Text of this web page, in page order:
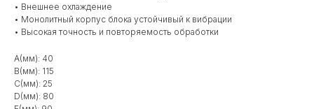
• Внешнее охлаждение
• Монолитный корпус блока устойчивый к вибрации
• Высокая точность и повторяемость обработки
A(мм): 40
B(мм): 115
C(мм): 25
D(мм): 80